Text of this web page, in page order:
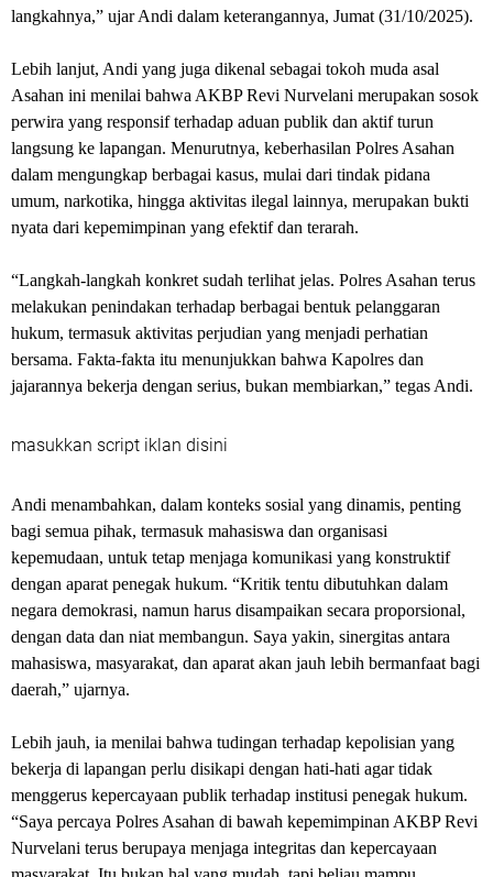
langkahnya,” ujar Andi dalam keterangannya, Jumat (31/10/2025).
Lebih lanjut, Andi yang juga dikenal sebagai tokoh muda asal
Asahan ini menilai bahwa AKBP Revi Nurvelani merupakan sosok
perwira yang responsif terhadap aduan publik dan aktif turun
langsung ke lapangan. Menurutnya, keberhasilan Polres Asahan
dalam mengungkap berbagai kasus, mulai dari tindak pidana
umum, narkotika, hingga aktivitas ilegal lainnya, merupakan bukti
nyata dari kepemimpinan yang efektif dan terarah.
“Langkah-langkah konkret sudah terlihat jelas. Polres Asahan terus
melakukan penindakan terhadap berbagai bentuk pelanggaran
hukum, termasuk aktivitas perjudian yang menjadi perhatian
bersama. Fakta-fakta itu menunjukkan bahwa Kapolres dan
jajarannya bekerja dengan serius, bukan membiarkan,” tegas Andi.
masukkan script iklan disini
Andi menambahkan, dalam konteks sosial yang dinamis, penting
bagi semua pihak, termasuk mahasiswa dan organisasi
kepemudaan, untuk tetap menjaga komunikasi yang konstruktif
dengan aparat penegak hukum. “Kritik tentu dibutuhkan dalam
negara demokrasi, namun harus disampaikan secara proporsional,
dengan data dan niat membangun. Saya yakin, sinergitas antara
mahasiswa, masyarakat, dan aparat akan jauh lebih bermanfaat bagi
daerah,” ujarnya.
Lebih jauh, ia menilai bahwa tudingan terhadap kepolisian yang
bekerja di lapangan perlu disikapi dengan hati-hati agar tidak
menggerus kepercayaan publik terhadap institusi penegak hukum.
“Saya percaya Polres Asahan di bawah kepemimpinan AKBP Revi
Nurvelani terus berupaya menjaga integritas dan kepercayaan